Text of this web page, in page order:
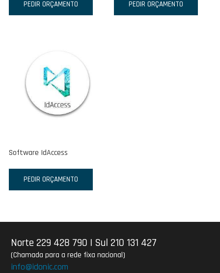
PEDIR ORÇAMENTO PEDIR ORÇAMENTO
Software IdAccess
PEDIR ORÇAMENTO
Norte 229 428 790 | Sul 210 131 427
(Chamada para a rede fixa nacional)
info@idonic.com